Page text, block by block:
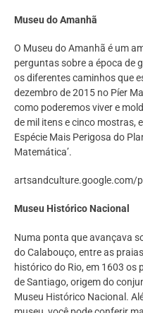
Museu do Amanhã
O Museu do Amanhã é um
perguntas sobre a época de
os diferentes caminhos que
dezembro de 2015 no Píer
como poderemos viver e
de mil itens e cinco mostras,
Espécie Mais Perigosa do
Matemática’.
artsandculture.google.com/
Museu Histórico Nacional
Numa ponta que avançava
do Calabouço, entre as
histórico do Rio, em 1603
de Santiago, origem do
Museu Histórico Nacional.